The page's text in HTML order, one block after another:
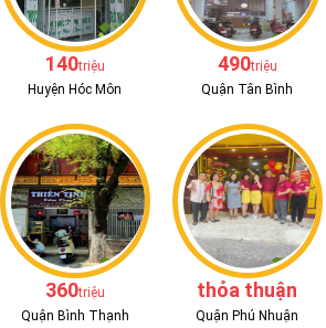
140triệu
Huyện Hóc Môn
490triệu
Quận Tân Bình
360triệu
Quận Bình Thạnh
thỏa thuận
Quận Phú Nhuận